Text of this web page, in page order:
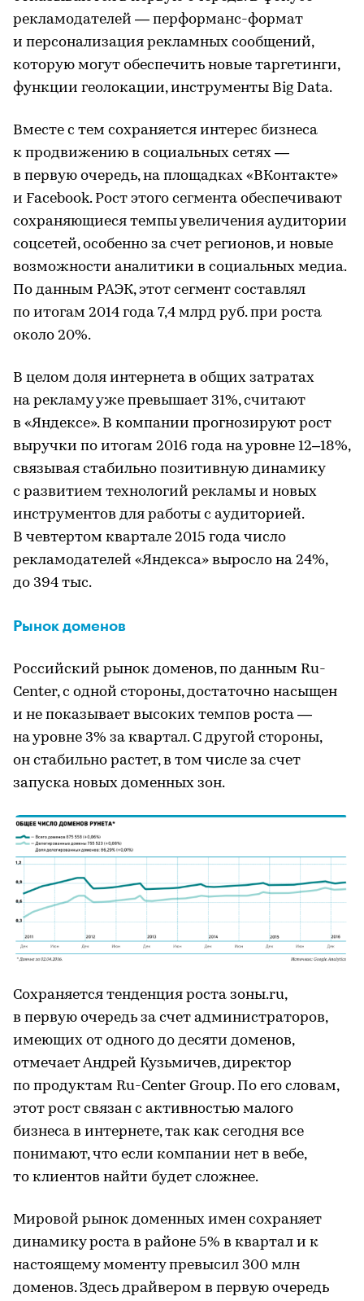
рекламодателей — перформанс-формат
и персонализация рекламных сообщений,
которую могут обеспечить новые таргетинги,
функции геолокации, инструменты Big Data.
Вместе с тем сохраняется интерес бизнеса
к продвижению в социальных сетях —
в первую очередь, на площадках «ВКонтакте»
и Facebook. Рост этого сегмента обеспечивают
сохраняющиеся темпы увеличения аудитории
соцсетей, особенно за счет регионов, и новые
возможности аналитики в социальных медиа.
По данным РАЭК, этот сегмент составлял
по итогам 2014 года 7,4 млрд руб. при роста
около 20%.
В целом доля интернета в общих затратах
на рекламу уже превышает 31%, считают
в «Яндексе». В компании прогнозируют рост
выручки по итогам 2016 года на уровне 12–18%,
связывая стабильно позитивную динамику
с развитием технологий рекламы и новых
инструментов для работы с аудиторией.
В чевтертом квартале 2015 года число
рекламодателей «Яндекса» выросло на 24%,
до 394 тыс.
Рынок доменов
Российский рынок доменов, по данным Ru-
Center, с одной стороны, достаточно насыщен
и не показывает высоких темпов роста —
на уровне 3% за квартал. С другой стороны,
он стабильно растет, в том числе за счет
запуска новых доменных зон.
Сохраняется тенденция роста зоны.ru,
в первую очередь за счет администраторов,
имеющих от одного до десяти доменов,
отмечает Андрей Кузьмичев, директор
по продуктам Ru-Center Group. По его словам,
этот рост связан с активностью малого
бизнеса в интернете, так как сегодня все
понимают, что если компании нет в вебе,
то клиентов найти будет сложнее.
Мировой рынок доменных имен сохраняет
динамику роста в районе 5% в квартал и к
настоящему моменту превысил 300 млн
доменов. Здесь драйвером в первую очередь